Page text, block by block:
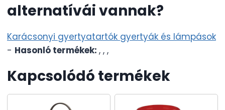
alternatívái vannak?
Karácsonyi gyertyatartók gyertyák és lámpások
- Hasonló termékek: , , ,
Kapcsolódó termékek